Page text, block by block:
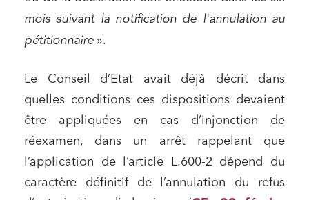
mois suivant la notification de l'annulation au
pétitionnaire ».
Le Conseil d’Etat avait déjà décrit dans
quelles conditions ces dispositions devaient
être appliquées en cas d’injonction de
réexamen, dans un arrêt rappelant que
l’application de l’article L.600-2 dépend du
caractère définitif de l’annulation du refus